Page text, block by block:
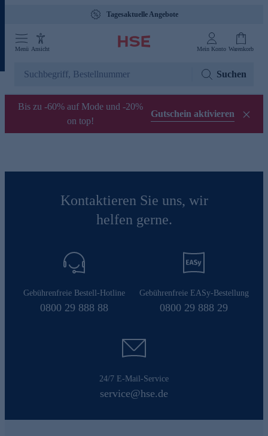
Tagesaktuelle Angebote
Menü Ansicht Mein Konto Warenkorb
Suchen
Bis zu -60% auf Mode und -20%
on top!
Gutschein aktivieren
Kontaktieren Sie uns, wir
helfen gerne.
Gebührenfreie Bestell-Hotline
0800 29 888 88
Gebührenfreie EASy-Bestellung
0800 29 888 29
24/7 E-Mail-Service
service@hse.de